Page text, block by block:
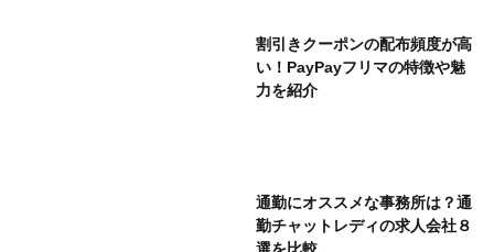
割引きクーポンの配布頻度が高
い！PayPayフリマの特徴や魅
力を紹介
通勤にオススメな事務所は？通
勤チャットレディの求人会社８
選を比較